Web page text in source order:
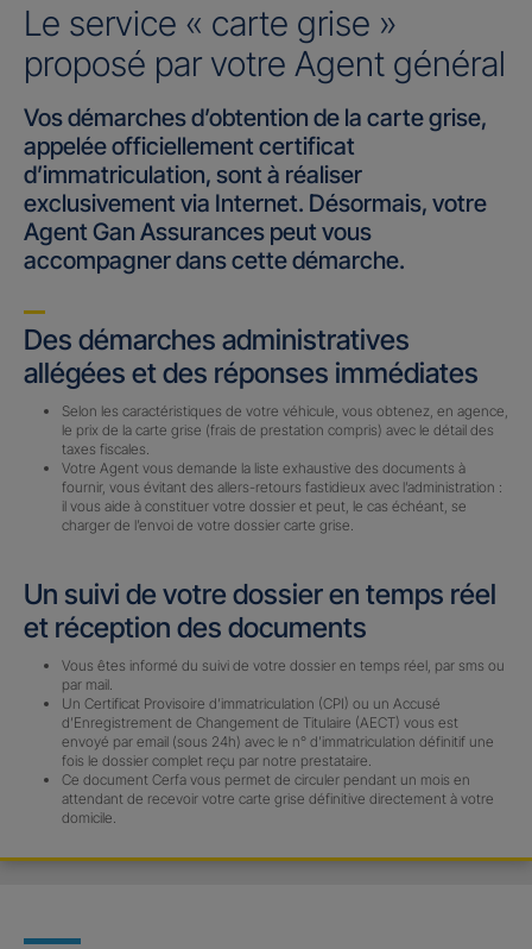
Le service « carte grise »
proposé par votre Agent général
Vos démarches d’obtention de la carte grise,
appelée officiellement certificat
d’immatriculation, sont à réaliser
exclusivement via Internet. Désormais, votre
Agent Gan Assurances peut vous
accompagner dans cette démarche.
Des démarches administratives
allégées et des réponses immédiates
Selon les caractéristiques de votre véhicule, vous obtenez, en agence,
le prix de la carte grise (frais de prestation compris) avec le détail des
taxes fiscales.
Votre Agent vous demande la liste exhaustive des documents à
fournir, vous évitant des allers-retours fastidieux avec l’administration :
il vous aide à constituer votre dossier et peut, le cas échéant, se
charger de l’envoi de votre dossier carte grise.
Un suivi de votre dossier en temps réel
et réception des documents
Vous êtes informé du suivi de votre dossier en temps réel, par sms ou
par mail.
Un Certificat Provisoire d’immatriculation (CPI) ou un Accusé
d’Enregistrement de Changement de Titulaire (AECT) vous est
envoyé par email (sous 24h) avec le n° d’immatriculation définitif une
fois le dossier complet reçu par notre prestataire.
Ce document Cerfa vous permet de circuler pendant un mois en
attendant de recevoir votre carte grise définitive directement à votre
domicile.